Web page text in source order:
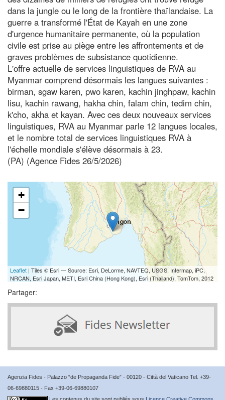
dans la jungle ou le long de la frontière thaïlandaise. La
guerre a transformé l'État de Kayah en une zone
d'urgence humanitaire permanente, où la population
civile est prise au piège entre les affrontements et de
graves problèmes de subsistance quotidienne.
L'offre actuelle de services linguistiques de RVA au
Myanmar comprend désormais les langues suivantes :
birman, sgaw karen, pwo karen, kachin jinghpaw, kachin
lisu, kachin rawang, hakha chin, falam chin, tedim chin,
k'cho, akha et kayan. Avec ces deux nouveaux services
linguistiques, RVA au Myanmar parle 12 langues locales,
et le nombre total de services linguistiques RVA à
l'échelle mondiale s'élève désormais à 23.
(PA) (Agence Fides 26/5/2026)
+
−
Leaflet | Tiles © Esri — Source: Esri, DeLorme, NAVTEQ, USGS, Intermap, iPC,
NRCAN, Esri Japan, METI, Esri China (Hong Kong), Esri (Thailand), TomTom, 2012
Partager:
Agenzia Fides - Palazzo “de Propaganda Fide” - 00120 - Città del Vaticano Tel. +39-
06-69880115 - Fax +39-06-69880107